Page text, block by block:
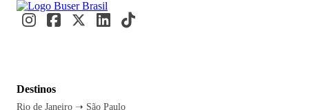
Destinos
Rio de Janeiro ➝ São Paulo